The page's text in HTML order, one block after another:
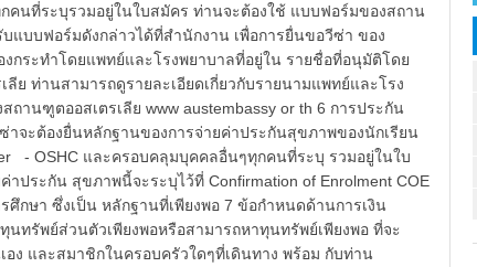
นที่ระบุรวมอยู่ในใบสมัคร ท่านจะต้องใช้ แบบฟอร์มของสถาน
แบบฟอร์มดังกล่าวได้ที่สำนักงาน เพื่อการยื่นขอวีซ่า ของ
งกระทำโดยแพทย์และโรงพยาบาลที่อยู่ใน รายชื่อที่อนุมัติโดย
ย ท่านสามารถดูรายละเอียดเกี่ยวกับรายนามแพทย์และโรง
ถานฑูตออสเตรเลีย www austembassy or th 6 การประกัน
ยื่นหลักฐานของการจ่ายค่าประกันสุขภาพของนักเรียน
- OSHC และครอบคลุมบุคคลอื่นๆทุกคนที่ระบุ รวมอยู่ในใบ
ประกัน สุขภาพนี้จะระบุไว้ที่ Confirmation of Enrolment COE
รศึกษา ซึ่งเป็น หลักฐานที่เพียงพอ 7 ข้อกำหนดด้านการเงิน
พย์ส่วนตัวเพียงพอหรือสามารถหาทุนทรัพย์เพียงพอ ที่จะ
ง และสมาชิกในครอบครัวใดๆที่เดินทาง พร้อม กับท่าน